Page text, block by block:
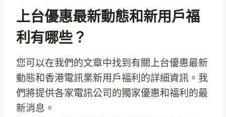
上台優惠最新動態和新用戶福
利有哪些？
您可以在我們的文章中找到有關上台優惠最新
動態和香港電訊業新用戶福利的詳細資訊。我
們將提供各家電訊公司的獨家優惠和福利的最
新消息。